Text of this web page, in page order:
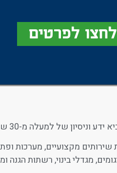
מ-30 שנות הנדסה, ותכנון במגוון פרוייקטים, ביניהם….
מקצועיים, מערכות
מגדלי בינוי, רשתות הגנה